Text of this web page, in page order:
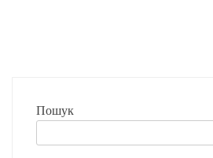
Пошук